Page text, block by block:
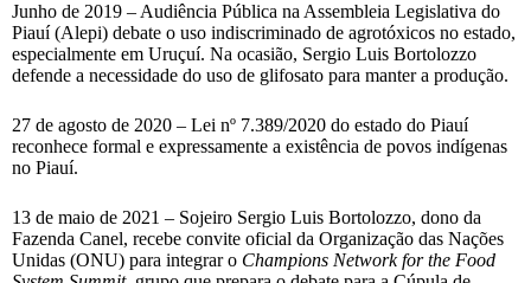
Junho de 2019 – Audiência Pública na Assembleia Legislativa do
Piauí (Alepi) debate o uso indiscriminado de agrotóxicos no estado,
especialmente em Uruçuí. Na ocasião, Sergio Luis Bortolozzo
defende a necessidade do uso de glifosato para manter a produção.
27 de agosto de 2020 – Lei nº 7.389/2020 do estado do Piauí
reconhece formal e expressamente a existência de povos indígenas
no Piauí.
13 de maio de 2021 – Sojeiro Sergio Luis Bortolozzo, dono da
Fazenda Canel, recebe convite oficial da Organização das Nações
Unidas (ONU) para integrar o Champions Network for the Food